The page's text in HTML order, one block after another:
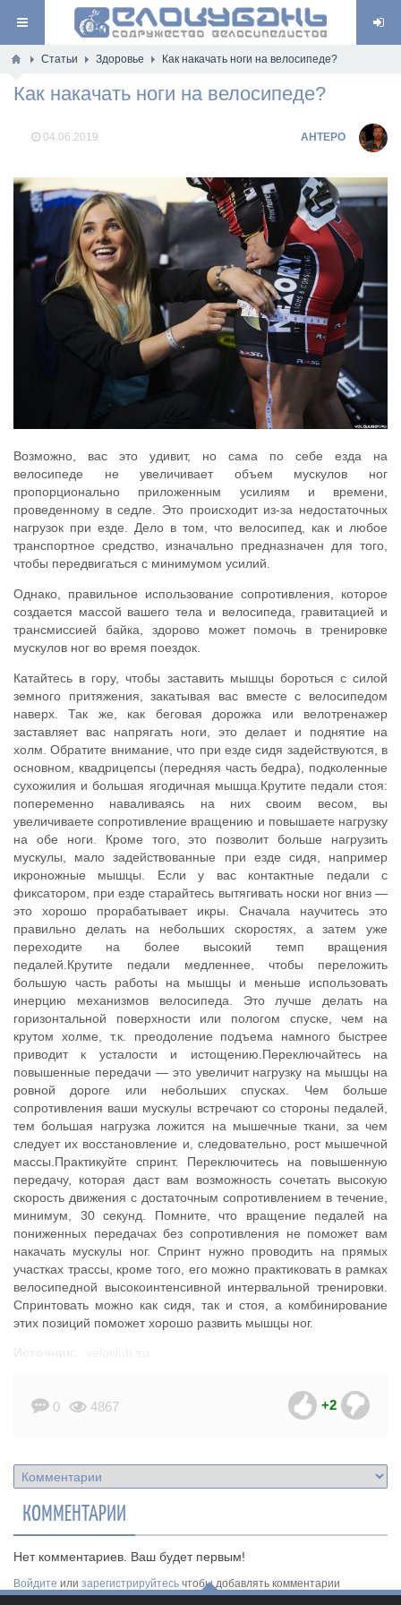
Статьи Здоровье Как накачать ноги на велосипеде?
Как накачать ноги на велосипеде?
04.06.2019 AHTEPO
Возможно, вас это удивит, но сама по себе езда на
велосипеде не увеличивает объем мускулов ног
пропорционально приложенным усилиям и времени,
проведенному в седле. Это происходит из-за недостаточных
нагрузок при езде. Дело в том, что велосипед, как и любое
транспортное средство, изначально предназначен для того,
чтобы передвигаться с минимумом усилий.
Однако, правильное использование сопротивления, которое
создается массой вашего тела и велосипеда, гравитацией и
трансмиссией байка, здорово может помочь в тренировке
мускулов ног во время поездок.
Катайтесь в гору, чтобы заставить мышцы бороться с силой
земного притяжения, закатывая вас вместе с велосипедом
наверх. Так же, как беговая дорожка или велотренажер
заставляет вас напрягать ноги, это делает и поднятие на
холм. Обратите внимание, что при езде сидя задействуются, в
основном, квадрицепсы (передняя часть бедра), подколенные
сухожилия и большая ягодичная мышца.Крутите педали стоя:
попеременно наваливаясь на них своим весом, вы
увеличиваете сопротивление вращению и повышаете нагрузку
на обе ноги. Кроме того, это позволит больше нагрузить
мускулы, мало задействованные при езде сидя, например
икроножные мышцы. Если у вас контактные педали с
фиксатором, при езде старайтесь вытягивать носки ног вниз —
это хорошо прорабатывает икры. Сначала научитесь это
правильно делать на небольших скоростях, а затем уже
переходите на более высокий темп вращения
педалей.Крутите педали медленнее, чтобы переложить
большую часть работы на мышцы и меньше использовать
инерцию механизмов велосипеда. Это лучше делать на
горизонтальной поверхности или пологом спуске, чем на
крутом холме, т.к. преодоление подъема намного быстрее
приводит к усталости и истощению.Переключайтесь на
повышенные передачи — это увеличит нагрузку на мышцы на
ровной дороге или небольших спусках. Чем больше
сопротивления ваши мускулы встречают со стороны педалей,
тем большая нагрузка ложится на мышечные ткани, за чем
следует их восстановление и, следовательно, рост мышечной
массы.Практикуйте спринт. Переключитесь на повышенную
передачу, которая даст вам возможность сочетать высокую
скорость движения с достаточным сопротивлением в течение,
минимум, 30 секунд. Помните, что вращение педалей на
пониженных передачах без сопротивления не поможет вам
накачать мускулы ног. Спринт нужно проводить на прямых
участках трассы, кроме того, его можно практиковать в рамках
велосипедной высокоинтенсивной интервальной тренировки.
Спринтовать можно как сидя, так и стоя, а комбинирование
этих позиций поможет хорошо развить мышцы ног.
0 4867 +2
КОММЕНТАРИИ
Нет комментариев. Ваш будет первым!
Войдите или зарегистрируйтесь чтобы добавлять комментарии